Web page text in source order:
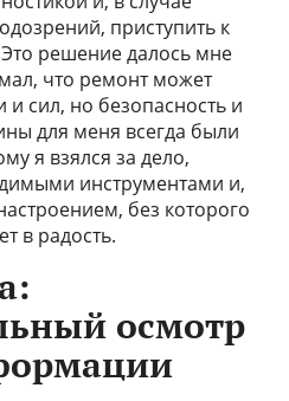
приступить к
решение далось мне
что ремонт может
сил, но безопасность и
для меня всегда были
я взялся за дело,
инструментами и,
без которого
в радость.
осмотр